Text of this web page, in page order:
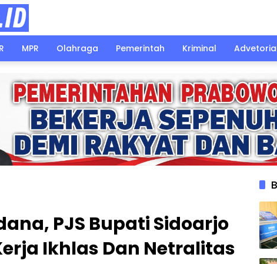
MPR Olahraga Pemerintah Kriminal
PJS Bupati Sidoarjo
Ikhlas Dan Netralitas